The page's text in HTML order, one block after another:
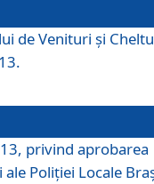
de Venituri şi
privind aprobarea
Poliţiei Locale